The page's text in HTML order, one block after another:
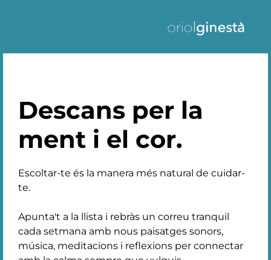
Descans per la
ment i el cor.
Escoltar-te és la manera més natural de cuidar-
te.
Apunta't a la llista i rebràs un correu tranquil
cada setmana amb nous paisatges sonors,
música, meditacions i reflexions per connectar